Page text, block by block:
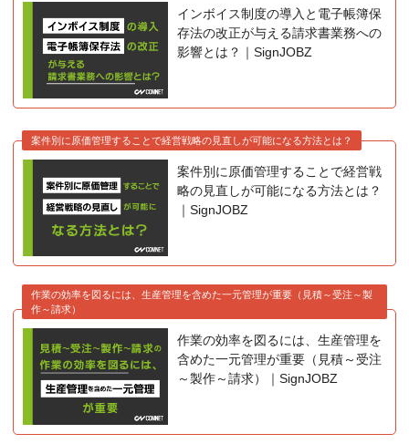
インボイス制度の導入と電子帳簿保
存法の改正が与える請求書業務への
影響とは？｜SignJOBZ
案件別に原価管理することで経営戦略の見直しが可能になる方法とは？
案件別に原価管理することで経営戦
略の見直しが可能になる方法とは？
｜SignJOBZ
作業の効率を図るには、生産管理を含めた一元管理が重要（見積～受注～製
作～請求）
作業の効率を図るには、生産管理を
含めた一元管理が重要（見積～受注
～製作～請求）｜SignJOBZ